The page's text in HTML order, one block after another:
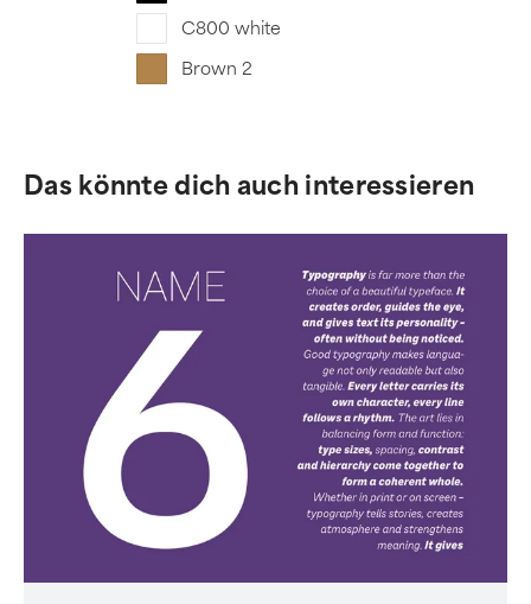
C800 white
Brown 2
Das könnte dich auch interessieren